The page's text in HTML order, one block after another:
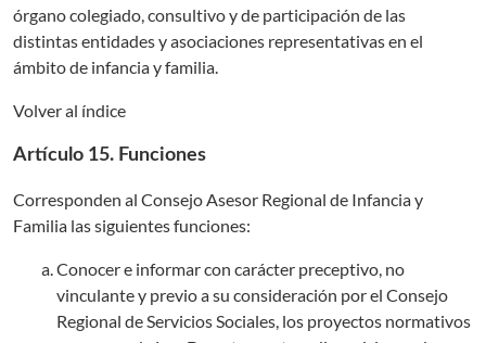
órgano colegiado, consultivo y de participación de las
distintas entidades y asociaciones representativas en el
ámbito de infancia y familia.
Volver al índice
Artículo 15. Funciones
Corresponden al Consejo Asesor Regional de Infancia y
Familia las siguientes funciones:
Conocer e informar con carácter preceptivo, no
vinculante y previo a su consideración por el Consejo
Regional de Servicios Sociales, los proyectos normativos